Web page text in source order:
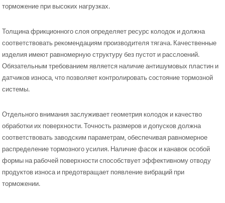
торможение при высоких нагрузках.
Толщина фрикционного слоя определяет ресурс колодок и должна
соответствовать рекомендациям производителя тягача. Качественные
изделия имеют равномерную структуру без пустот и расслоений.
Обязательным требованием является наличие антишумовых пластин и
датчиков износа, что позволяет контролировать состояние тормозной
системы.
Отдельного внимания заслуживает геометрия колодок и качество
обработки их поверхности. Точность размеров и допусков должна
соответствовать заводским параметрам, обеспечивая равномерное
распределение тормозного усилия. Наличие фасок и канавок особой
формы на рабочей поверхности способствует эффективному отводу
продуктов износа и предотвращает появление вибраций при
торможении.